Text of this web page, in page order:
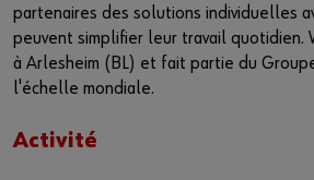
partenaires des solutions individuelles
peuvent simplifier leur travail quotidien.
à Arlesheim (BL) et fait partie du
l'échelle mondiale.
Activité